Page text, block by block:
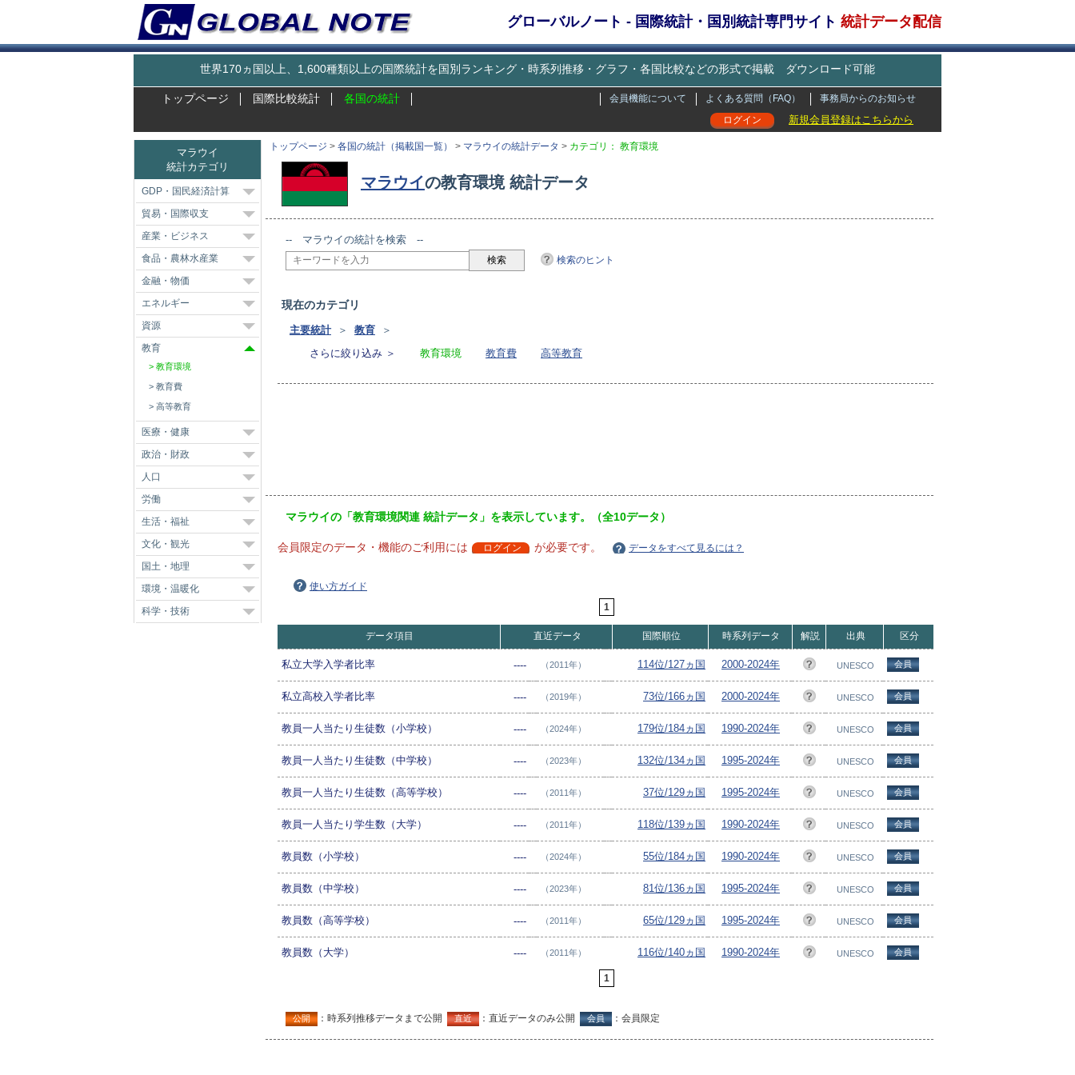
グローバルノート - 国際統計・国別統計専門サイト 統計データ配信
世界170ヵ国以上、1,600種類以上の国際統計を国別ランキング・時系列推移・グラフ・各国比較などの形式で掲載 ダウンロード可能
トップページ 国際比較統計 各国の統計 事務局からのお知らせ
よくある質問（FAQ）
会員機能について
新規会員登録はこちらから
ログイン
トップページ > 各国の統計（掲載国一覧） > マラウイの統計データ > カテゴリ： 教育環境
マラウイの教育環境 統計データ
-- マラウイの統計を検索 --
検索のヒント
現在のカテゴリ
主要統計＞ 教育 ＞
さらに絞り込み ＞
教育環境 教育費 高等教育
マラウイの「教育環境関連 統計データ」を表示しています。（全10データ）
会員限定のデータ・機能のご利用には ログイン が必要です。 データをすべて見るには？
使い方ガイド
1
データ項目 直近データ 国際順位 時系列データ 解説 出典 区分
私立大学入学者比率 ---- （2011年） 114位/127ヵ国 2000-2024年 UNESCO 会員
私立高校入学者比率 ---- （2019年） 73位/166ヵ国 2000-2024年 UNESCO 会員
教員一人当たり生徒数（小学校） ---- （2024年） 179位/184ヵ国 1990-2024年 UNESCO 会員
教員一人当たり生徒数（中学校） ---- （2023年） 132位/134ヵ国 1995-2024年 UNESCO 会員
教員一人当たり生徒数（高等学校） ---- （2011年） 37位/129ヵ国 1995-2024年 UNESCO 会員
教員一人当たり学生数（大学） ---- （2011年） 118位/139ヵ国 1990-2024年 UNESCO 会員
教員数（小学校） ---- （2024年） 55位/184ヵ国 1990-2024年 UNESCO 会員
教員数（中学校） ---- （2023年） 81位/136ヵ国 1995-2024年 UNESCO 会員
教員数（高等学校） ---- （2011年） 65位/129ヵ国 1995-2024年 UNESCO 会員
教員数（大学） ---- （2011年） 116位/140ヵ国 1990-2024年 UNESCO 会員
1
公開 ：時系列推移データまで公開 直近 ：直近データのみ公開 会員 ：会員限定
マラウイ
統計カテゴリ
GDP・国民経済計算
貿易・国際収支
産業・ビジネス
食品・農林水産業
金融・物価
エネルギー
資源
教育
教育環境
教育費
高等教育
医療・健康
政治・財政
人口
労働
生活・福祉
文化・観光
国土・地理
環境・温暖化
科学・技術